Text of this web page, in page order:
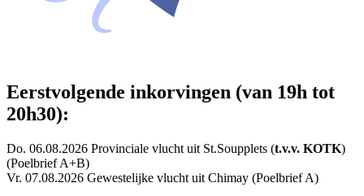
Eerstvolgende inkorvingen (van 19h tot
20h30):
Do. 06.08.2026 Provinciale vlucht uit St.Soupplets (t.v.v. KOTK)
(Poelbrief A+B)
Vr. 07.08.2026 Gewestelijke vlucht uit Chimay (Poelbrief A)